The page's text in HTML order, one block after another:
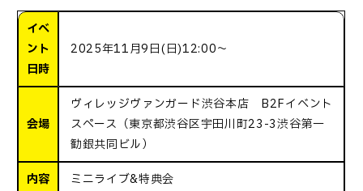
イベ
ント
日時
2025年11月9日(日)12:00～
会場
ヴィレッジヴァンガード渋谷本店 B2Fイベント
スペース（東京都渋谷区宇田川町23-3渋谷第一
勧銀共同ビル）
内容 ミニライブ&特典会